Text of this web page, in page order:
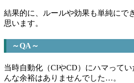
結果的に、ルールや効果も単純にで
思います。
～QA～
当時自動化（CIやCD）にハマって
んな余裕はありませんでした…。